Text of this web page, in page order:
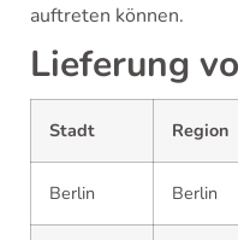
auftreten können.
Lieferung
Stadt Region
Berlin Berlin